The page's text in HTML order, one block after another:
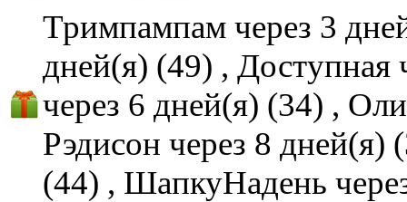
Тримпампам через 3
дней(я) (49) , Доступная
через 6 дней(я) (34) ,
Рэдисон через 8 дней(я)
(44) , ШапкуНадень